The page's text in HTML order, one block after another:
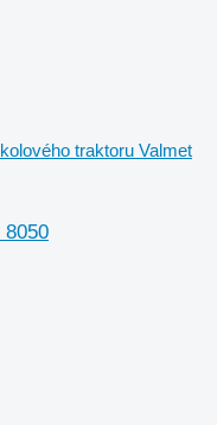
traktoru Valmet
8050